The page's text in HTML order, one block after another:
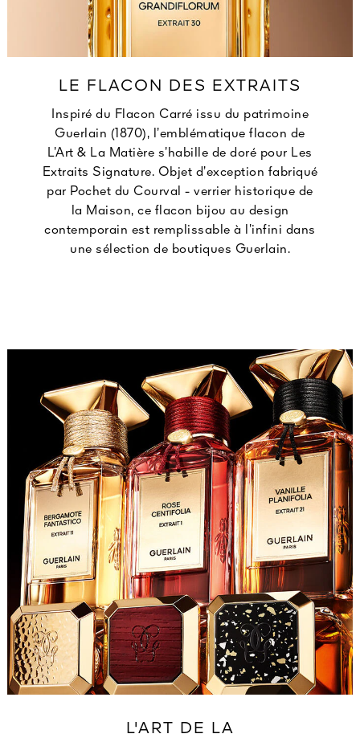
LE FLACON DES EXTRAITS
Inspiré du Flacon Carré issu du patrimoine
Guerlain (1870), l’emblématique flacon de
L’Art & La Matière s’habille de doré pour Les
Extraits Signature. Objet d’exception fabriqué
par Pochet du Courval - verrier historique de
la Maison, ce flacon bijou au design
contemporain est remplissable à l’infini dans
une sélection de boutiques Guerlain.
L'ART DE LA